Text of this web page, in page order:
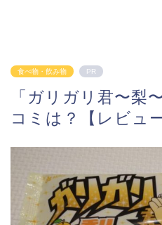
食べ物・飲み物 PR
「ガリガリ君〜梨
コミは？【レビュー